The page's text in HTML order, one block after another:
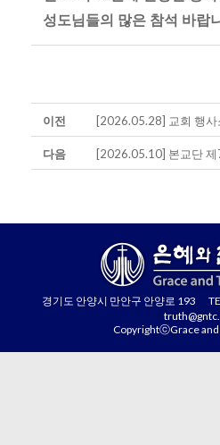
성도님들의 많은 참석 바랍
이전 [2026.05.28] 교회 행사
다음 [2026.05.10] 본교단 제
경기도 안양시 만안구 안양로 193
CopyrightⓒGrace and